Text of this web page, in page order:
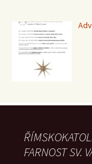
FARNOST SV.